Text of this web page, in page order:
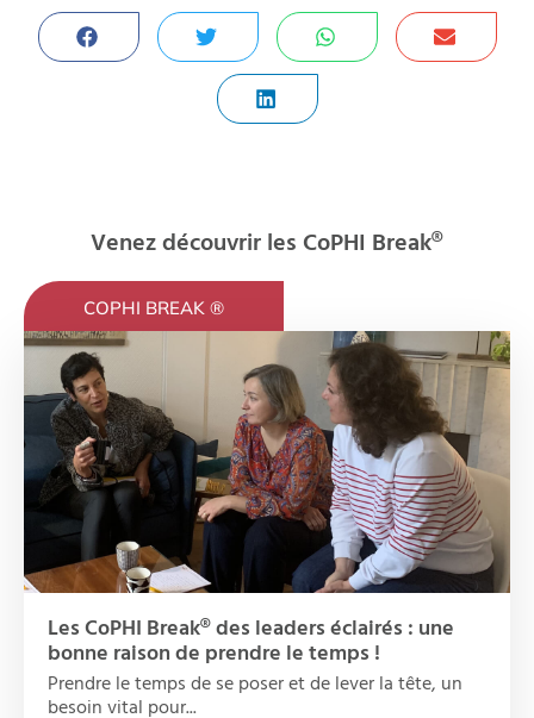
Venez découvrir les CoPHI Break®
COPHI BREAK ®
Les CoPHI Break® des leaders éclairés : une
bonne raison de prendre le temps !
Prendre le temps de se poser et de lever la tête, un
besoin vital pour...